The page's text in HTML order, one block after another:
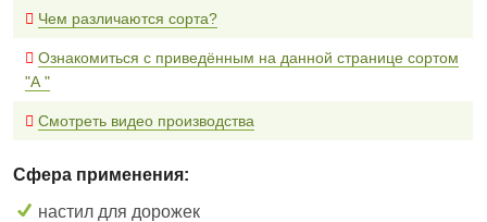
Чем различаются сорта?
Ознакомиться с приведённым на данной странице сортом
"А "
Смотреть видео производства
Сфера применения:
настил для дорожек